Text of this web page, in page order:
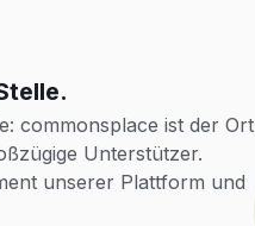
commonsplace ist der Ort
Unterstützer.
unserer Plattform und